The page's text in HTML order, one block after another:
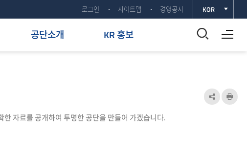
로그인 사이트맵 경영공시 KOR
공단소개 KR 홍보
통
색
전체메뉴 열기
자료를 공개하여 투명한 공단을 만들어 가겠습니다.
공 인